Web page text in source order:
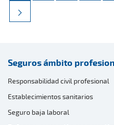
Seguros ámbito
Responsabilidad civil profesional
Establecimientos sanitarios
Seguro baja laboral